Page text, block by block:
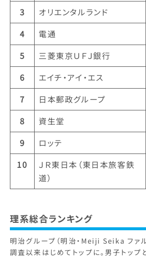
3
オリエンタルランド
4
電通
5
三菱東京ＵＦＪ銀行
6
エイチ・アイ・エス
7
日本郵政グループ
8
資生堂
9
ロッテ
10
ＪＲ東日本（東日本旅客鉄
道）
理系総合ランキング
明治グループ（明治・Meiji Seika ファ
調査以来はじめてトップに。男子トップ